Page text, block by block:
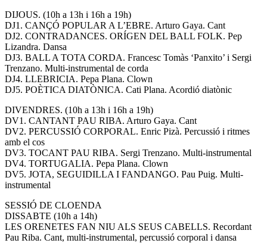
DIJOUS. (10h a 13h i 16h a 19h)
DJ1. CANÇÓ POPULAR A L’EBRE. Arturo Gaya. Cant
DJ2. CONTRADANCES. ORÍGEN DEL BALL FOLK. Pep
Lizandra. Dansa
DJ3. BALL A TOTA CORDA. Francesc Tomàs ‘Panxito’ i Sergi
Trenzano. Multi-instrumental de corda
DJ4. LLEBRICIA. Pepa Plana. Clown
DJ5. POÈTICA DIATÒNICA. Cati Plana. Acordió diatònic
DIVENDRES. (10h a 13h i 16h a 19h)
DV1. CANTANT PAU RIBA. Arturo Gaya. Cant
DV2. PERCUSSIÓ CORPORAL. Enric Pizà. Percussió i ritmes
amb el cos
DV3. TOCANT PAU RIBA. Sergi Trenzano. Multi-instrumental
DV4. TORTUGALIA. Pepa Plana. Clown
DV5. JOTA, SEGUIDILLA I FANDANGO. Pau Puig. Multi-
instrumental
SESSIÓ DE CLOENDA
DISSABTE (10h a 14h)
LES ORENETES FAN NIU ALS SEUS CABELLS. Recordant
Pau Riba. Cant, multi-instrumental, percussió corporal i dansa